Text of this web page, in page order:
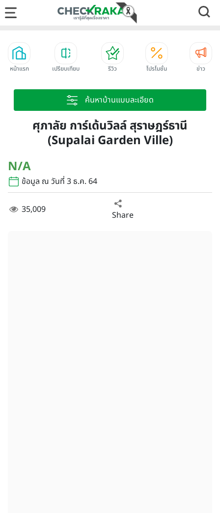
หน้าแรก เปรียบเทียบ รีวิว โปรโมชั่น ข่าว
ค้นหาบ้านแบบละเอียด
ศุภาลัย การ์เด้นวิลล์ สุราษฎร์ธานี
(Supalai Garden Ville)
N/A
ข้อมูล ณ วันที่ 3 ธ.ค. 64
35,009 Share